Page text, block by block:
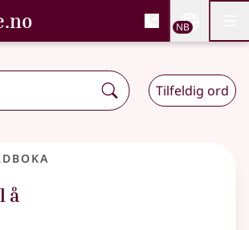
, Bokmålsordboka og
NB
Tilfeldig ord
å